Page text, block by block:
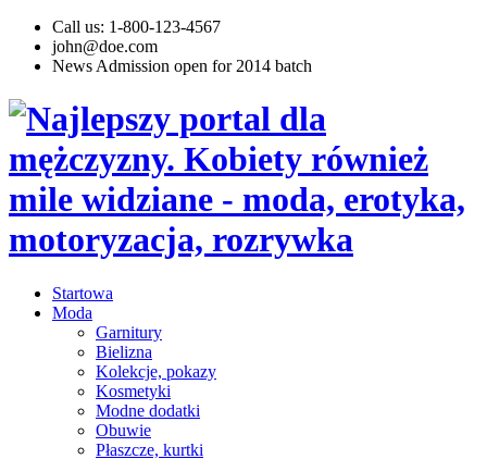
Call us: 1-800-123-4567
john@doe.com
News Admission open for 2014 batch
Startowa
Moda
Garnitury
Bielizna
Kolekcje, pokazy
Kosmetyki
Modne dodatki
Obuwie
Płaszcze, kurtki